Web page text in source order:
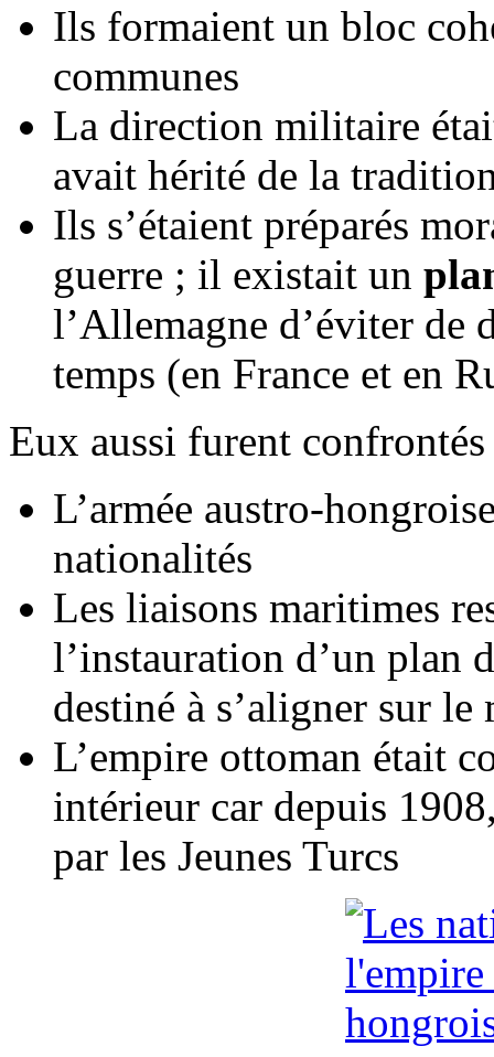
Ils formaient un bloc
communes
La direction militaire
avait hérité de la
Ils s’étaient préparés
guerre ; il existait un
l’Allemagne d’éviter de
temps (en France et en
Eux aussi furent
L’armée austro-
nationalités
Les liaisons maritimes
l’instauration d’un plan
destiné à s’aligner sur le
L’empire ottoman était
intérieur car depuis
par les Jeunes Turcs